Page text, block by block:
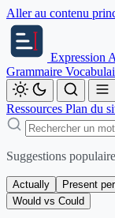
Aller au contenu
Expression
Grammaire
Ressources Plan du
Suggestions
Actually Present
Would vs Could